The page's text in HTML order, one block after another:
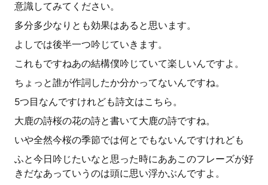
意識してみてください。
多分多少なりとも効果はあると思います。
よしでは後半一つ吟じていきます。
これもですねあの結構僕吟じていて楽しいんですよ。
ちょっと誰が作詞したか分かってないんですね。
5つ目なんですけれども詩文はこちら。
大鹿の詩桜の花の詩と書いて大鹿の詩ですね。
いや全然今桜の季節では何とでもないんですけれども
ふと今日吟じたいなと思った時にああこのフレーズが好
きだなあっていうのは頭に思い浮かぶんですよ。